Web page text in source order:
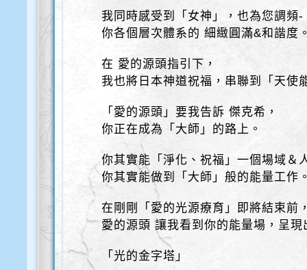
我同時感受到「女神」，也為您調頻-
你各個層次體系的 細緻圓滿&和諧度
在 愛的源頭指引下，
我也將日本神道祝福，串聯到「天使
「愛的源頭」要我告訴 傑克希，
你正在成為「大師」的路上。
你其實能「淨化、祝福」一個場域＆
你其實能做到「大師」般的能量工作
在剛剛「愛的光源療育」即將結束前
愛的源頭 讓我看到你的能量場，呈現
「光的金字塔」